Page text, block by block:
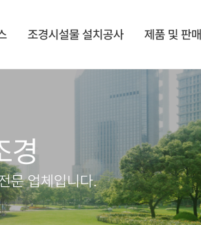
조경시설물 설치공사 제품 및 판매
경
문 업체입니다.